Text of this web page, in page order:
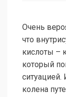
Очень
что
кислоты –
который
ситуацией.
колена